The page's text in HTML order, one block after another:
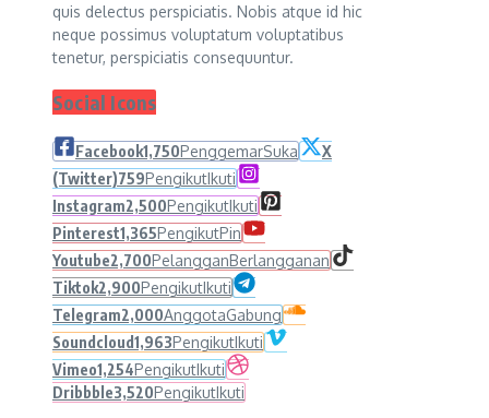
quis delectus perspiciatis. Nobis atque id hic
neque possimus voluptatum voluptatibus
tenetur, perspiciatis consequuntur.
Social Icons
Facebook1,750PenggemarSuka
X
(Twitter)759PengikutIkuti
Instagram2,500PengikutIkuti
Pinterest1,365PengikutPin
Youtube2,700PelangganBerlangganan
Tiktok2,900PengikutIkuti
Telegram2,000AnggotaGabung
Soundcloud1,963PengikutIkuti
Vimeo1,254PengikutIkuti
Dribbble3,520PengikutIkuti